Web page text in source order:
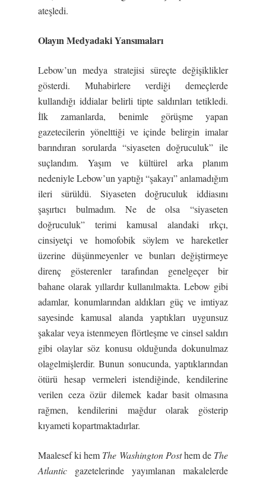
ateşledi.
Olayın Medyadaki Yansımaları
Lebow’un medya stratejisi süreçte değişiklikler
gösterdi. Muhabirlere verdiği demeçlerde
kullandığı iddialar belirli tipte saldırıları tetikledi.
İlk zamanlarda, benimle görüşme yapan
gazetecilerin yönelttiği ve içinde belirgin imalar
barındıran sorularda “siyaseten doğruculuk” ile
suçlandım. Yaşım ve kültürel arka planım
nedeniyle Lebow’un yaptığı “şakayı” anlamadığım
ileri sürüldü. Siyaseten doğruculuk iddiasını
şaşırtıcı bulmadım. Ne de olsa “siyaseten
doğruculuk” terimi kamusal alandaki ırkçı,
cinsiyetçi ve homofobik söylem ve hareketler
üzerine düşünmeyenler ve bunları değiştirmeye
direnç gösterenler tarafından genelgeçer bir
bahane olarak yıllardır kullanılmakta. Lebow gibi
adamlar, konumlarından aldıkları güç ve imtiyaz
sayesinde kamusal alanda yaptıkları uygunsuz
şakalar veya istenmeyen flörtleşme ve cinsel saldırı
gibi olaylar söz konusu olduğunda dokunulmaz
olagelmişlerdir. Bunun sonucunda, yaptıklarından
ötürü hesap vermeleri istendiğinde, kendilerine
verilen ceza özür dilemek kadar basit olmasına
rağmen, kendilerini mağdur olarak gösterip
kıyameti kopartmaktadırlar.
Maalesef ki hem The Washington Posthem de The
Atlantic gazetelerinde yayımlanan makalelerde